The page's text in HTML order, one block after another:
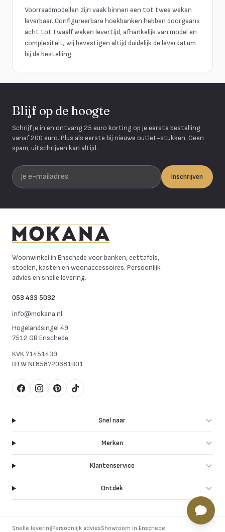
Voorraadmodellen zijn vaak binnen een tot twee weken
leverbaar. Configureerbare hoekbanken hebben doorgaans
acht tot twaalf weken levertijd, afhankelijk van model en
complexiteit; wij bevestigen altijd duidelijk de leverdatum
bij de bestelling.
Blijf op de hoogte
Schrijf je in en ontvang 25 euro korting op je eerste bestelling
vanaf 200 euro. Plus als eerste bij nieuwe outlet-stukken. Geen
spam, uitschrijven kan altijd.
Je e-mailadres
Inschrijven
Woonwinkel in Enschede voor banken, eettafels,
stoelen, kasten en woonaccessoires. Persoonlijk
advies en snelle levering.
053 433 5032
info@mokana.nl
Hogelandsingel 49
7512 GB Enschede
KVK71451439
BTWNL858720681B01
FacebookInstagram
Pinterest
TikTok
Snel naar
Merken
Klantenservice
Ontdek
Snelle leveringPersoonlijk adviesShowroom in Enschede